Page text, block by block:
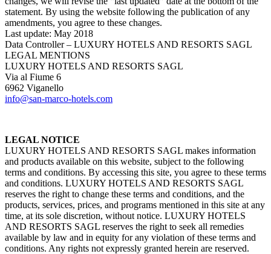
statement. By using the website following the publication of any
amendments, you agree to these changes.
Last update: May 2018
Data Controller – LUXURY HOTELS AND RESORTS SAGL
LEGAL MENTIONS
LUXURY HOTELS AND RESORTS SAGL
Via al Fiume 6
6962 Viganello
info@san-marco-hotels.com
LEGAL NOTICE
LUXURY HOTELS AND RESORTS SAGL makes information
and products available on this website, subject to the following
terms and conditions. By accessing this site, you agree to these terms
and conditions. LUXURY HOTELS AND RESORTS SAGL
reserves the right to change these terms and conditions, and the
products, services, prices, and programs mentioned in this site at any
time, at its sole discretion, without notice. LUXURY HOTELS
AND RESORTS SAGL reserves the right to seek all remedies
available by law and in equity for any violation of these terms and
conditions. Any rights not expressly granted herein are reserved.